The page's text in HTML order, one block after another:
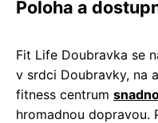
Poloha a
Fit Life Doubravka se
v srdci Doubravky, na
fitness centrum
hromadnou dopravou.